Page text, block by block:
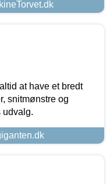
at have et bredt
snitmønstre og
udvalg.